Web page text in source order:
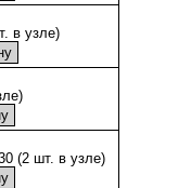
в узле)
(2 шт. в узле)